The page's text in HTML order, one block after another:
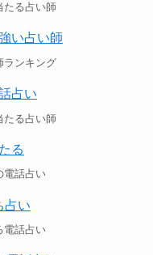
たる占い師
ランキング
たる占い師
電話占い
電話占い